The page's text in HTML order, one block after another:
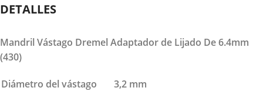
DETALLES
Mandril Vástago Dremel Adaptador de Lijado De 6.4mm
(430)
Diámetro del vástago
3,2 mm